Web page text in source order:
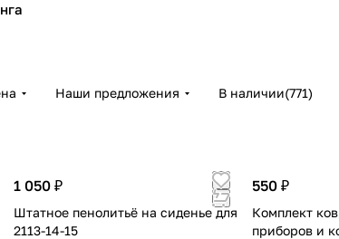
Наши предложения В наличии(771)
1 050 ₽
Штатное пенолитьё на сиденье для
2113-14-15
550 ₽
Комплект